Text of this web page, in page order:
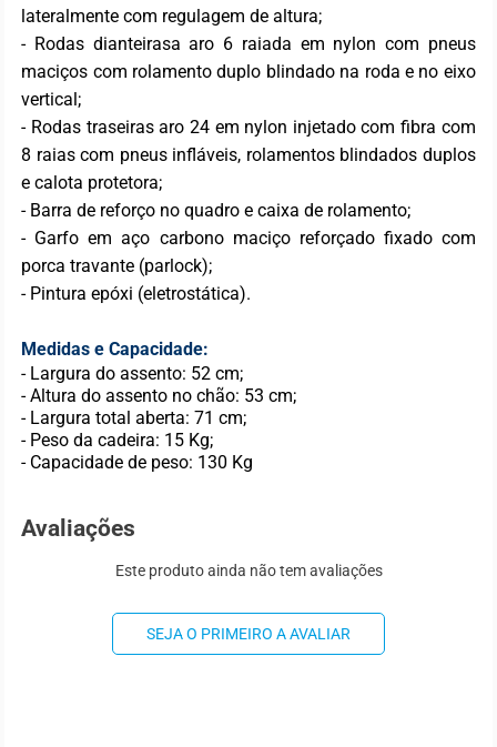
lateralmente com regulagem de altura;
- Rodas dianteirasa aro 6 raiada em nylon com pneus
maciços com rolamento duplo blindado na roda e no eixo
vertical;
- Rodas traseiras aro 24 em nylon injetado com fibra com
8 raias com pneus infláveis, rolamentos blindados duplos
e calota protetora;
- Barra de reforço no quadro e caixa de rolamento;
- Garfo em aço carbono maciço reforçado fixado com
porca travante (parlock);
- Pintura epóxi (eletrostática).
Medidas e Capacidade:
- Largura do assento: 52 cm;
- Altura do assento no chão: 53 cm;
- Largura total aberta: 71 cm;
- Peso da cadeira: 15 Kg;
- Capacidade de peso: 130 Kg
Avaliações
Este produto ainda não tem avaliações
SEJA O PRIMEIRO A AVALIAR